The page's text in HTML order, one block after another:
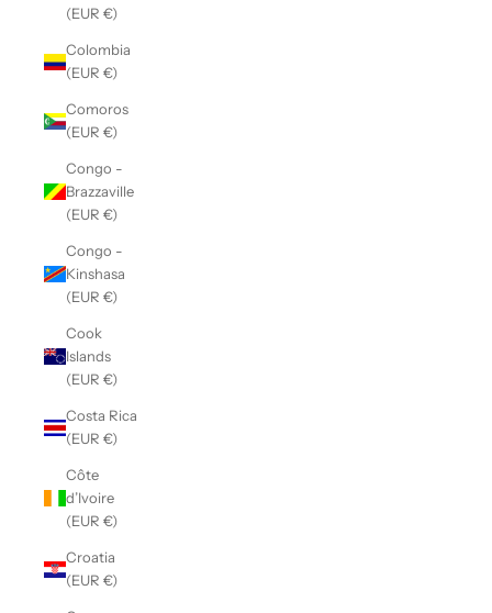
(EUR €)
Colombia
(EUR €)
Comoros
(EUR €)
Congo -
Brazzaville
(EUR €)
Congo -
Kinshasa
(EUR €)
Cook
Islands
(EUR €)
Costa Rica
(EUR €)
Côte
d’Ivoire
(EUR €)
Croatia
(EUR €)